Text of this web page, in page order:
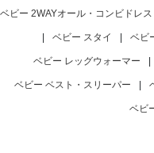
ベビー 2WAYオール・コンビドレス
| ベビー スタイ | ベビ
ベビー レッグウォーマー |
ベビー ベスト・スリーパー |
ベビ